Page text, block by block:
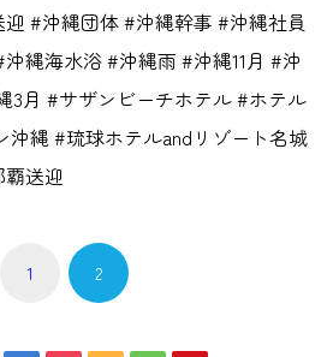
#沖縄団体 #沖縄幹事 #沖縄社員
縄海水浴 #沖縄雨 #沖縄11月 #沖
3月 #サザンビーチホテル #ホテル
沖縄 #琉球ホテルandリゾート名城
送迎
1 2